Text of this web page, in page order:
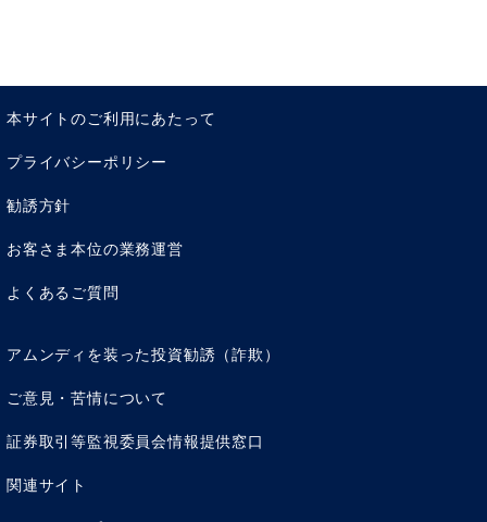
本サイトのご利用にあたって
プライバシーポリシー
勧誘方針
お客さま本位の業務運営
よくあるご質問
アムンディを装った投資勧誘（詐欺）
ご意見・苦情について
証券取引等監視委員会情報提供窓口
関連サイト